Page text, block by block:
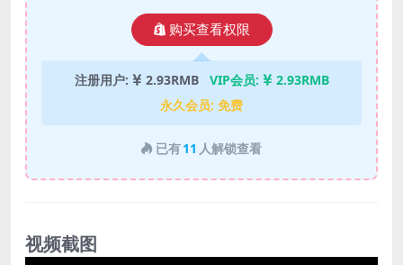
购买查看权限
注册用户: 2.93RMB VIP会员:
2.93RMB
永久会员: 免费
已有11 人解锁查看
视频截图